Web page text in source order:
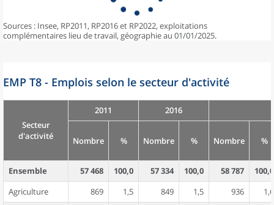
Sources : Insee, RP2011, RP2016 et RP2022, exploitations
complémentaires lieu de travail, géographie au 01/01/2025.
EMP T8 - Emplois selon le secteur d'activité
Secteur
d'activité
2011 2016
Nombre % Nombre % Nombre %
Ensemble 57 468 100,0 57 334 100,0 58 787
100,0
Agriculture
869 1,5 849 1,5 936
1,6